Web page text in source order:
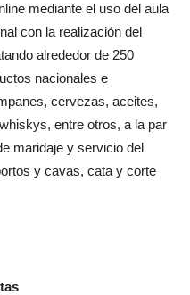
mediante el uso del aula
con la realización del
alrededor de 250
nacionales e
cervezas, aceites,
entre otros, a la par
maridaje y servicio del
y cavas, cata y corte